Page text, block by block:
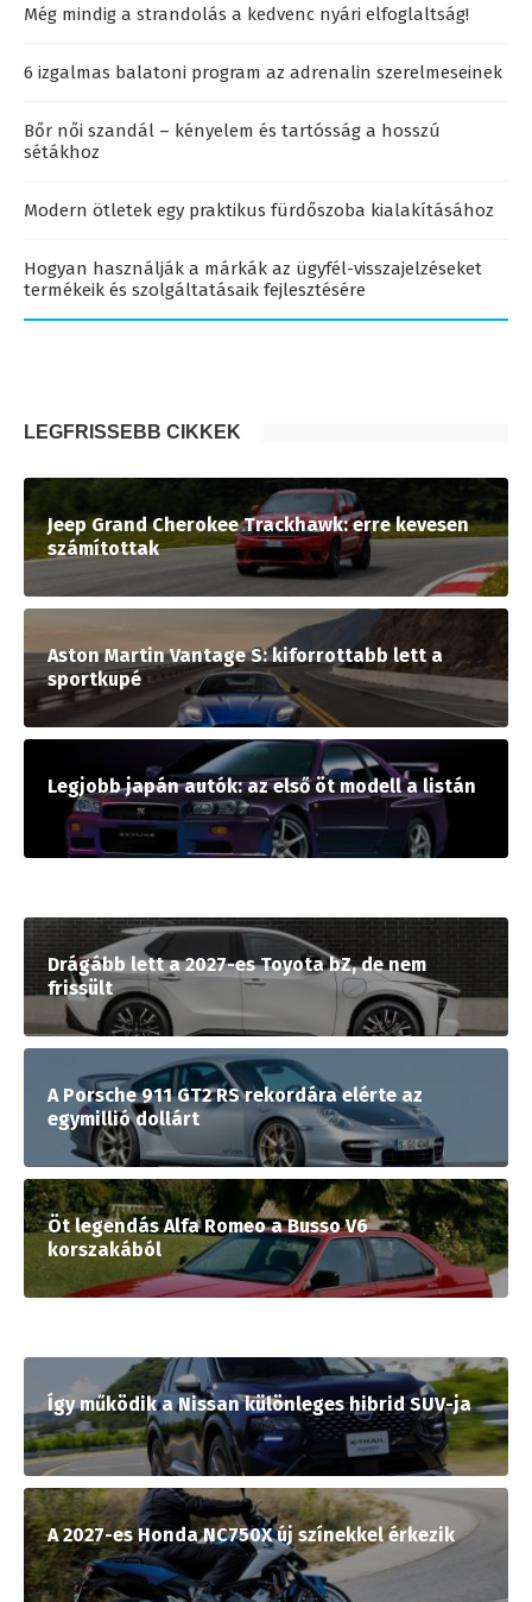
Még mindig a strandolás a kedvenc nyári elfoglaltság!
6 izgalmas balatoni program az adrenalin szerelmeseinek
Bőr női szandál – kényelem és tartósság a hosszú
sétákhoz
Modern ötletek egy praktikus fürdőszoba kialakításához
Hogyan használják a márkák az ügyfél-visszajelzéseket
termékeik és szolgáltatásaik fejlesztésére
LEGFRISSEBB CIKKEK
Jeep Grand Cherokee Trackhawk: erre kevesen
számítottak
Aston Martin Vantage S: kiforrottabb lett a
sportkupé
Legjobb japán autók: az első öt modell a listán
Drágább lett a 2027-es Toyota bZ, de nem
frissült
A Porsche 911 GT2 RS rekordára elérte az
egymillió dollárt
Öt legendás Alfa Romeo a Busso V6
korszakából
Így működik a Nissan különleges hibrid SUV-ja
A 2027-es Honda NC750X új színekkel érkezik